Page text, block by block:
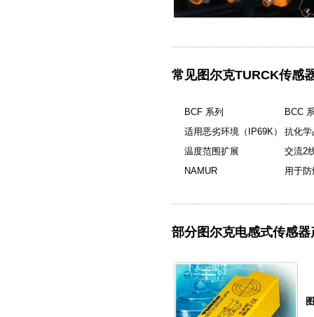
常见图尔克TURCK传感
BCF 系列
BCC
适用恶劣环境（IP69K）
抗化学
温度范围扩展
交流2
NAMUR
用于
部分图尔克电感式传感器